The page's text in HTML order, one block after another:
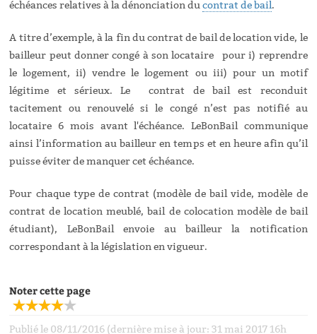
échéances relatives à la dénonciation ducontrat de bail.
A titre d’exemple, à la fin du contrat de bail de location vide, le
bailleur peut donner congé à son locataire pour i) reprendre
le logement, ii) vendre le logement ou iii) pour un motif
légitime et sérieux. Le contrat de bail est reconduit
tacitement ou renouvelé si le congé n’est pas notifié au
locataire 6 mois avant l'échéance. LeBonBail communique
ainsi l’information au bailleur en temps et en heure afin qu’il
puisse éviter de manquer cet échéance.
Pour chaque type de contrat (modèle de bail vide, modèle de
contrat de location meublé, bail de colocation modèle de bail
étudiant), LeBonBail envoie au bailleur la notification
correspondant à la législation en vigueur.
Noter cette page
Publié le 08/11/2016 (dernière mise à jour: 31 mai 2017 16h